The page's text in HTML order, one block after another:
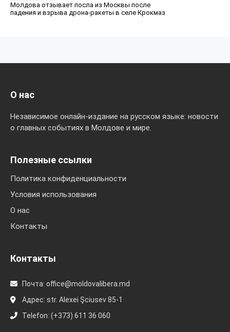
Молдова отзывает посла из Москвы после
падения и взрыва дрона-ракеты в селе Крокмаз
О нас
Независимое онлайн-издание на русском языке: новости
о главных событиях в Молдове и мире.
Полезные ссылки
Политика конфиденциальности
Условия использования
О нас
Контакты
Контакты
Почта: office@moldovalibera.md
Адрес: str. Alexei Şciusev 85-1
Telefon: (+373) 611 36 060